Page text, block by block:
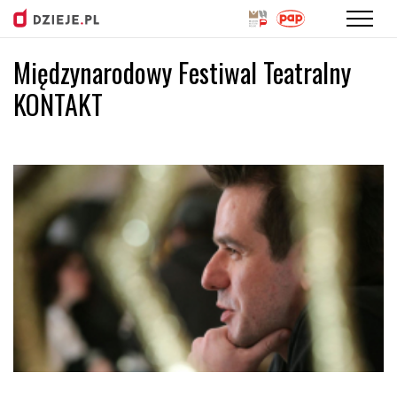
Przejdź
do
Międzynarodowy Festiwal Teatralny
KONTAKT